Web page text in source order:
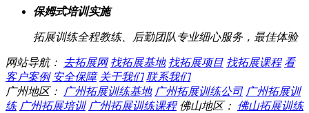
保姆式培训实施
拓展训练全程教练、后勤团队专业细心服务，最佳体验
网站导航： 去拓展网 找拓展基地 找拓展项目 找拓展课程 看
客户案例 安全保障 关于我们 联系我们
广州地区： 广州拓展训练基地 广州拓展训练公司 广州拓展训
练 广州拓展培训 广州拓展训练课程 佛山地区： 佛山拓展训练